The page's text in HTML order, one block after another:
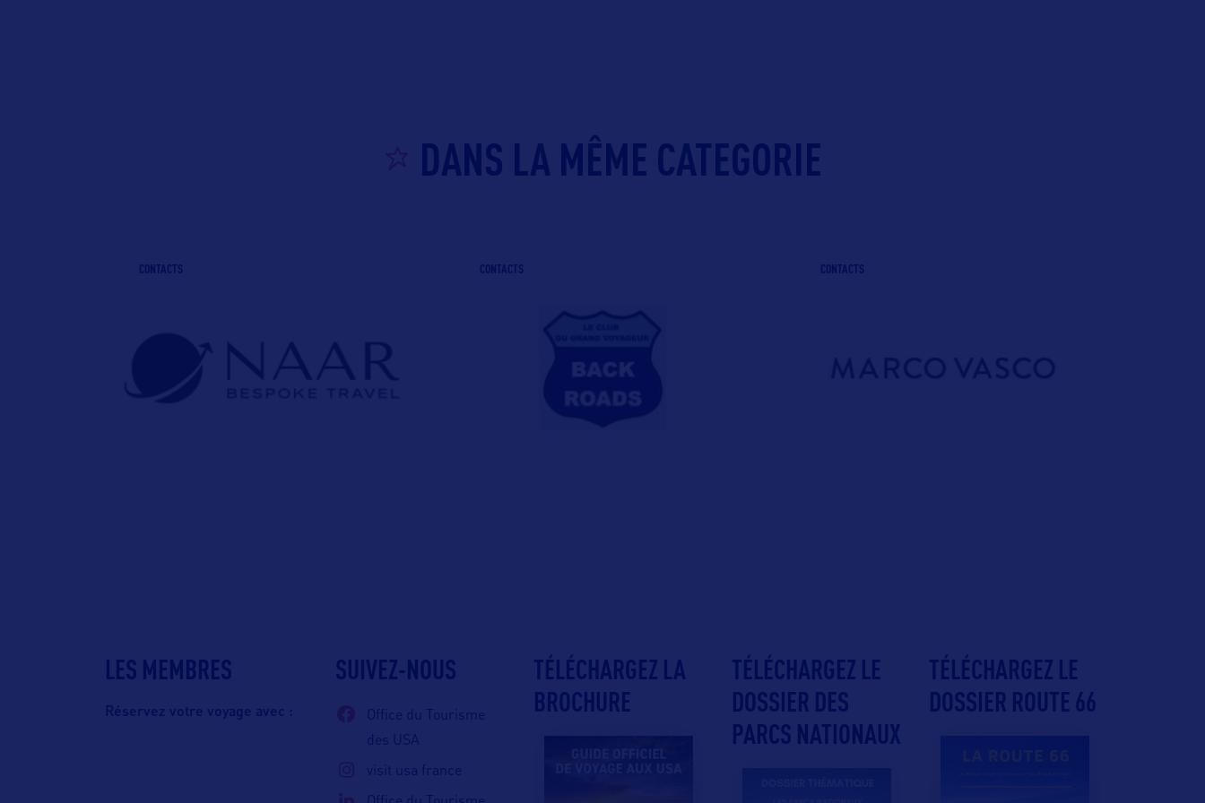
DANS LA MÊME CATEGORIE
CONTACTS CONTACTS CONTACTS
LES MEMBRES
Réservez votre voyage avec :
SUIVEZ-NOUS
Office du Tourisme
des USA
visit usa france
TÉLÉCHARGEZ LA
BROCHURE
TÉLÉCHARGEZ LE
DOSSIER DES
PARCS NATIONAUX
TÉLÉCHARGEZ LE
DOSSIER ROUTE 66